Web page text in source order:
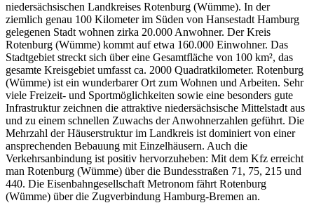
niedersächsischen Landkreises Rotenburg (Wümme). In der
ziemlich genau 100 Kilometer im Süden von Hansestadt Hamburg
gelegenen Stadt wohnen zirka 20.000 Anwohner. Der Kreis
Rotenburg (Wümme) kommt auf etwa 160.000 Einwohner. Das
Stadtgebiet streckt sich über eine Gesamtfläche von 100 km², das
gesamte Kreisgebiet umfasst ca. 2000 Quadratkilometer. Rotenburg
(Wümme) ist ein wunderbarer Ort zum Wohnen und Arbeiten. Sehr
viele Freizeit- und Sportmöglichkeiten sowie eine besonders gute
Infrastruktur zeichnen die attraktive niedersächsische Mittelstadt aus
und zu einem schnellen Zuwachs der Anwohnerzahlen geführt. Die
Mehrzahl der Häuserstruktur im Landkreis ist dominiert von einer
ansprechenden Bebauung mit Einzelhäusern. Auch die
Verkehrsanbindung ist positiv hervorzuheben: Mit dem Kfz erreicht
man Rotenburg (Wümme) über die Bundesstraßen 71, 75, 215 und
440. Die Eisenbahngesellschaft Metronom fährt Rotenburg
(Wümme) über die Zugverbindung Hamburg-Bremen an.